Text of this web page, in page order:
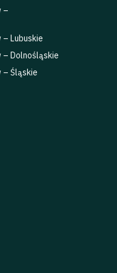
–
Lubuskie
– Dolnośląskie
– Śląskie